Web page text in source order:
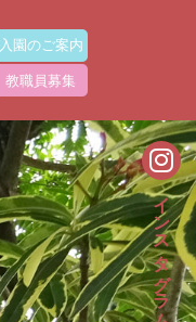
入園のご案内
教職員募集
インスタグラム